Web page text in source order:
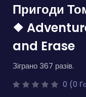
Пригоди
❖
and Erase
Зіграно 367 разів.
0 (0